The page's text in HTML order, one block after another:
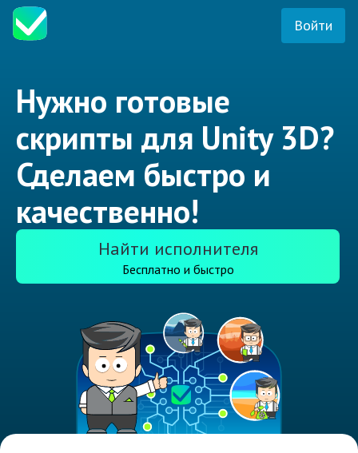
Войти
Нужно готовые
скрипты для Unity 3D?
Сделаем быстро и
качественно!
Найти исполнителя
Бесплатно и быстро